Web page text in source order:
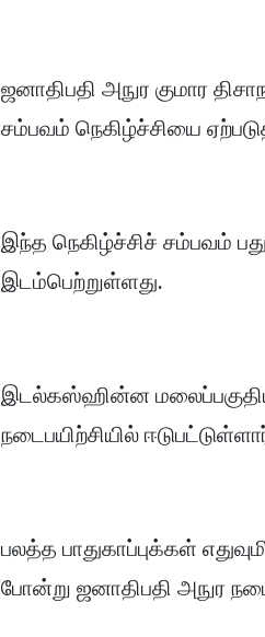
ஜனாதிபதி அநுர குமார
சம்பவம் நெகிழ்ச்சியை
இந்த நெகிழ்ச்சிச் சம்பவம்
இடம்பெற்றுள்ளது.
இடல்கஸ்ஹின்ன
நடைபயிற்சியில்
பலத்த பாதுகாப்புக்கள்
போன்று ஜனாதிபதி அநுர